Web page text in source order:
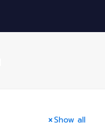
Show all